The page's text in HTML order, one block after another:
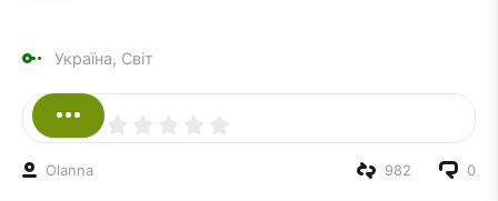
Україна, Світ
Olanna 0
982